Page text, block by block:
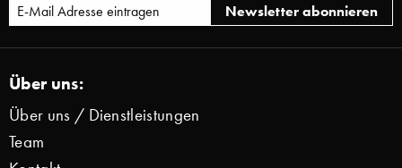
Über uns:
Über uns / Dienstleistungen
Team